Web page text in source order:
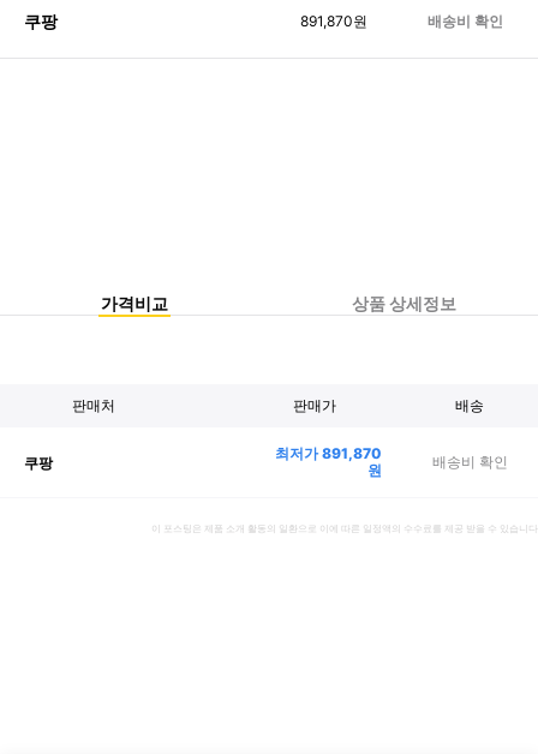
쿠팡 891,870원 배송비 확인
가격비교 상품 상세정보
판매처 판매가 배송
쿠팡 최저가891,870
원
배송비 확인
이 포스팅은 제품 소개 활동의 일환으로 이에 따른 일정액의 수수료를 제공 받을 수 있습니다